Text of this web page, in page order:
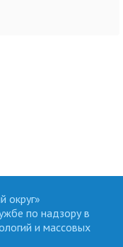
округ»
по надзору в
и массовых